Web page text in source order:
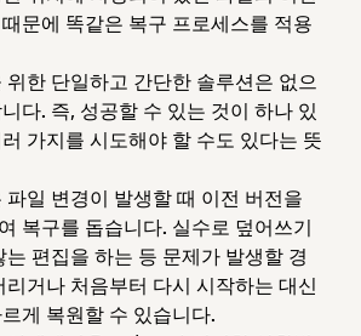
문에 똑같은 복구 프로세스를 적용
위한 단일하고 간단한 솔루션은 없으
다. 즉, 성공할 수 있는 것이 하나 있
가지를 시도해야 할 수도 있다는 뜻
파일 변경이 발생할 때 이전 버전을
복구를 돕습니다. 실수로 덮어쓰기
편집을 하는 등 문제가 발생할 경
리거나 처음부터 다시 시작하는 대신
게 복원할 수 있습니다.